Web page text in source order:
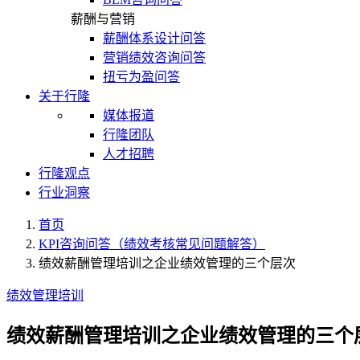
薪酬与营销
薪酬体系设计问答
营销绩效咨询问答
扭亏为盈问答
关于行隆
媒体报道
行隆团队
人才招聘
行隆观点
行业洞察
首页
KPI咨询问答（绩效考核常见问题解答）
绩效薪酬管理培训之企业绩效管理的三个层次
绩效管理培训
绩效薪酬管理培训之企业绩效管理的三个